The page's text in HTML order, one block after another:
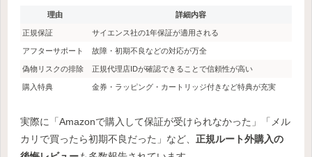
理由 詳細内容
正規保証 サイエンス社の1年保証が適用される
アフターサポート 故障・初期不良などの対応が万全
偽物リスクの排除 正規代理店IDが確認できることで信頼性が高い
購入特典 金券・ラッピング・カートリッジ付きなど特典が充実
実際に「Amazonで購入して保証が受けられなかった」「メル
カリで買ったら初期不良だった」など、 正規ルート外購入の